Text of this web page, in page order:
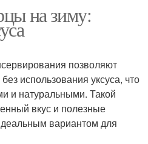
на зиму:
позволяют
использования уксуса, что
и натуральными. Такой
вкус и полезные
вариантом для